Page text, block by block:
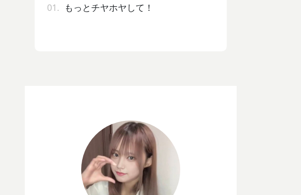
01. もっとチヤホヤして！